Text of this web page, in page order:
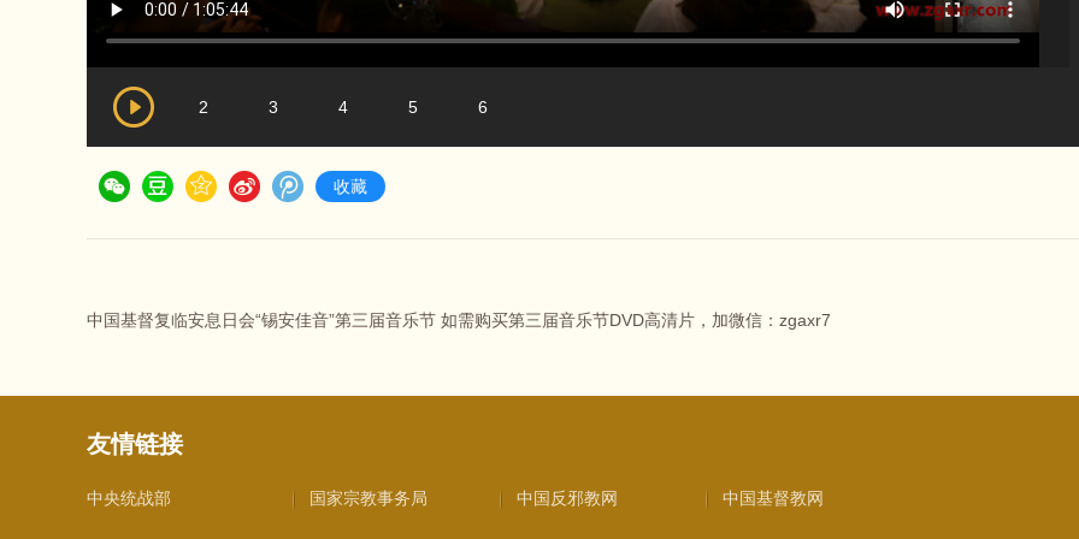
2
3 4 5 6
收藏
中国基督复临安息日会“锡安佳音”第三届音乐节 如需购买第三届音乐节DVD高清片，加微信：zgaxr7
友情链接
中央统战部 国家宗教事务局 中国反邪教网 中国基督教网